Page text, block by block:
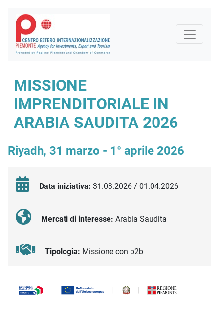
MISSIONE
IMPRENDITORIALE IN
ARABIA SAUDITA 2026
Riyadh, 31 marzo - 1° aprile 2026
Data iniziativa: 31.03.2026 / 01.04.2026
Mercati di interesse: Arabia Saudita
Tipologia: Missione con b2b